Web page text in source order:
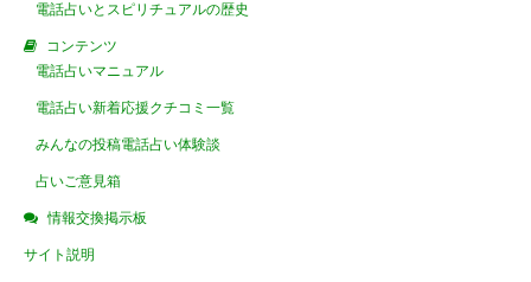
電話占いとスピリチュアルの歴史
コンテンツ
電話占いマニュアル
電話占い新着応援クチコミ一覧
みんなの投稿電話占い体験談
占いご意見箱
情報交換掲示板
サイト説明